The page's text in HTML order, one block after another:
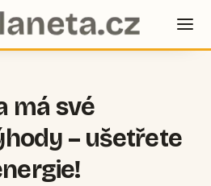
má své
– ušetřete